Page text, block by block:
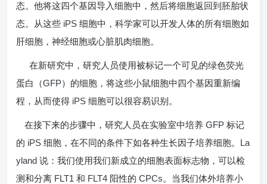
态。他将这四个基因导入细胞中，然后将细胞返回到胚胎状
态。从这些 iPS 细胞中，科学家可以开发人体的所有细胞如
肝细胞，神经细胞或心脏肌肉细胞。
在新研究中，研究人员使用被标记一个可见的绿色荧光
蛋白（GFP）的细胞，将这些小鼠细胞中四个基因重新编
程，从而使得 iPS 细胞可以很容易识别。
在接下来的步骤中，研究人员在实验室中培养 GFP 标记
的 iPS 细胞，在不同的条件下如各种生长因子培养细胞。 La
yland 说：我们使用我们新成立的细胞表面标志物，可以检
测和分离 FLT1 和 FLT4 阳性的 CPCs。当我们体外培养小